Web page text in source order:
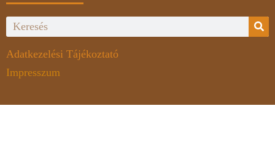
Adatkezelési Tájékoztató
Impresszum